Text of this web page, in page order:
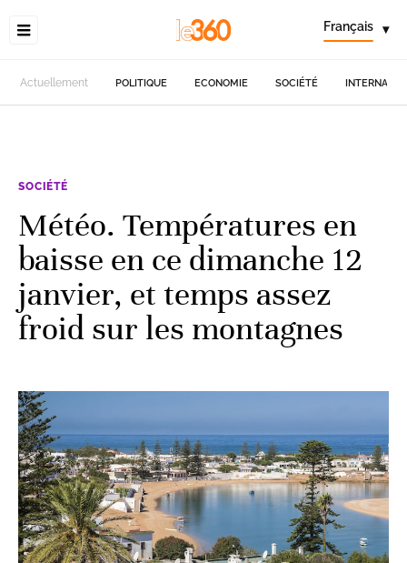
Français ▾
Actuellement POLITIQUE ECONOMIE SOCIÉTÉ
SOCIÉTÉ
Météo. Températures en
baisse en ce dimanche 12
janvier, et temps assez
froid sur les montagnes